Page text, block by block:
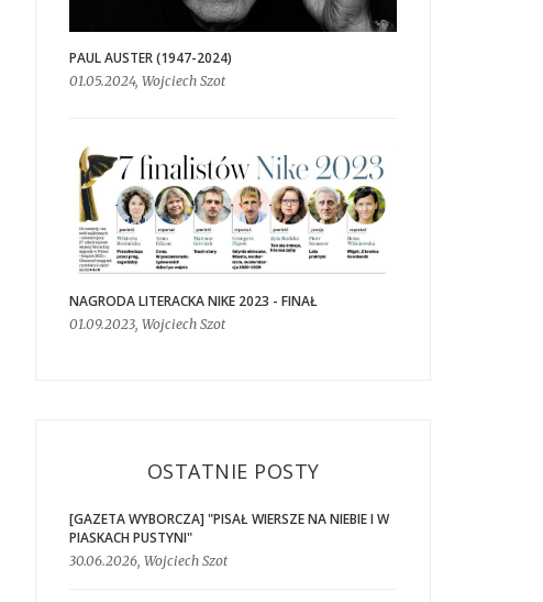
PAUL AUSTER (1947-2024)
01.05.2024, Wojciech Szot
NAGRODA LITERACKA NIKE 2023 - FINAŁ
01.09.2023, Wojciech Szot
OSTATNIE POSTY
[GAZETA WYBORCZA] "PISAŁ WIERSZE NA NIEBIE I W
PIASKACH PUSTYNI"
30.06.2026, Wojciech Szot